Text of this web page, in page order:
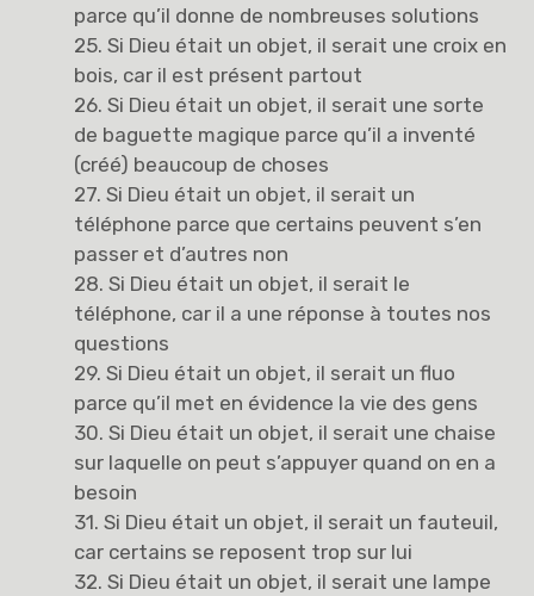
parce qu’il donne de nombreuses solutions
25. Si Dieu était un objet, il serait une croix en
bois, car il est présent partout
26. Si Dieu était un objet, il serait une sorte
de baguette magique parce qu’il a inventé
(créé) beaucoup de choses
27. Si Dieu était un objet, il serait un
téléphone parce que certains peuvent s’en
passer et d’autres non
28. Si Dieu était un objet, il serait le
téléphone, car il a une réponse à toutes nos
questions
29. Si Dieu était un objet, il serait un fluo
parce qu’il met en évidence la vie des gens
30. Si Dieu était un objet, il serait une chaise
sur laquelle on peut s’appuyer quand on en a
besoin
31. Si Dieu était un objet, il serait un fauteuil,
car certains se reposent trop sur lui
32. Si Dieu était un objet, il serait une lampe